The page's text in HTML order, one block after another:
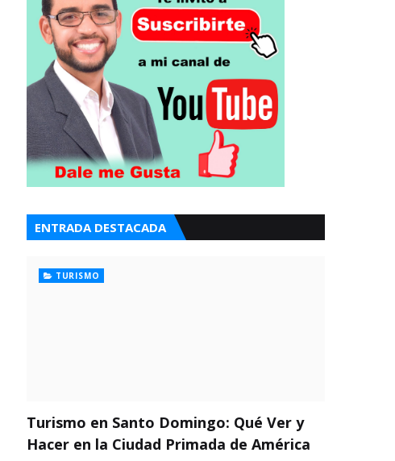
ENTRADA DESTACADA
TURISMO
Turismo en Santo Domingo: Qué Ver y
Hacer en la Ciudad Primada de América